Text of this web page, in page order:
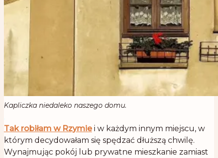
Kapliczka niedaleko naszego domu.
.
Tak robiłam w Rzymiei w każdym innym miejscu, w
którym decydowałam się spędzać dłuższą chwilę.
Wynajmując pokój lub prywatne mieszkanie zamiast